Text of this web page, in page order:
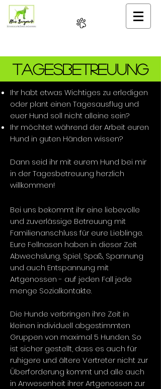
Tagesbetreuung
Ihr habt etwas Wichtiges zu erledigen
oder plant einen Tagesausflug und
euer Hund soll nicht alleine sein?
Ihr möchtet während der Arbeit euren
Hund in guten Händen wissen?
Dann seid ihr mit eurem Hund bei mir
in der Tagesbetreuung herzlich
willkommen!
Bei uns bekommt ihr eine liebevolle
und zuverlässige Betreuung mit
Familienanschluss für eure Lieblinge.
Eure Fellnasen haben in dieser Zeit
Abwechslung, Spiel, Spaß, Spannung
und auch Entspannung mit
Artgenossen - auf jeden Fall jede
menge Sozialkontakte.
Die Hunde verbringen ihre Zeit in
kleinen individuell abgestimmten
Gruppen von maximal 5 Hunden. So
ist sicher gestellt, dass es auch für
ruhigere und ältere Vertreter nicht zur
Überforderung kommt und alle auch
in Anwesenheit ihrer Artgenossen zur